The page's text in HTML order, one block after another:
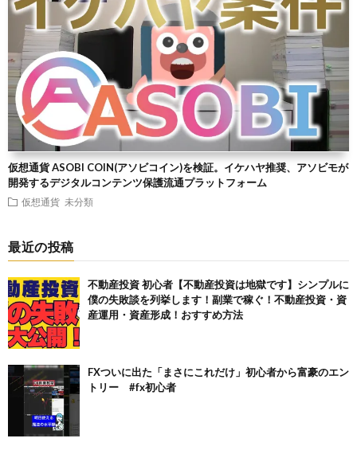
仮想通貨 ASOBI COIN(アソビコイン)を検証。イケハヤ推奨、アソビモが
開発するデジタルコンテンツ保護流通プラットフォーム
仮想通貨 未分類
最近の投稿
不動産投資 初心者【不動産投資は地獄です】シンプルに
僕の失敗談を列挙します！副業で稼ぐ！不動産投資・資
産運用・資産形成！おすすめ方法
FXついに出た「まさにこれだけ」初心者から富豪のエン
トリー #fx初心者